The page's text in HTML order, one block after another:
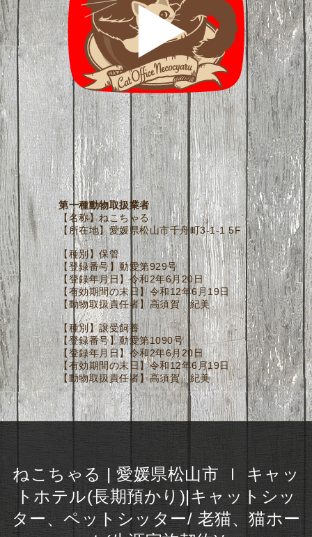
第一種動物取扱業者
【名称】ねこちゃる
【所在地】愛媛県松山市千舟町3-1-1 5F
【種別】保管
【登録番号】動愛第929号
【登録年月日】令和2年6月20日
【有効期間の末日】令和12年6月19日
【動物取扱責任者】高須賀 紀美
【種別】譲受飼養
【登録番号】動愛第1090号
【登録年月日】令和2年6月20日
【有効期間の末日】令和12年6月19日
【動物取扱責任者】高須賀 紀美
ねこちゃる | 愛媛県松山市 ｌ キャッ
トホテル(長期預かり)|キャットシッ
ター、ペットシッター/ 老猫、猫ホー